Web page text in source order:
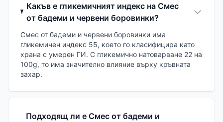
Какъв е гликемичният индекс на Смес
от бадеми и червени боровинки?
Смес от бадеми и червени боровинки има
гликемичен индекс 55, което го класифицира като
храна с умерен ГИ. С гликемично натоварване 22 на
100g, то има значително влияние върху кръвната
захар.
Подходящ ли е Смес от бадеми и